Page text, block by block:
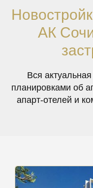
АК
Вся
планировками об
апарт-отелей и